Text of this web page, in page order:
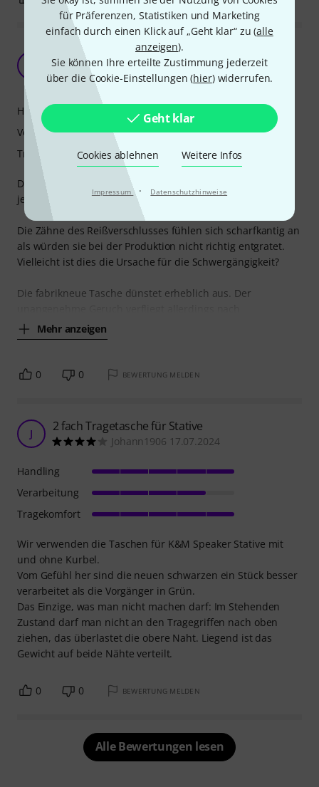
für Präferenzen, Statistiken und Marketing
einfach durch einen Klick auf „Geht klar“ zu (alle
anzeigen).
Sie können Ihre erteilte Zustimmung jederzeit
über die Cookie-Einstellungen (hier) widerrufen.
Geht klar
Cookies ablehnen Weitere Infos
Impressum · Datenschutzhinweise
Starke Ausdünstungen, schwergängiger
Reißveschluß
DJ-CarstenM 13.07.2011
Der Reißverschluß macht einen robusten Eindruck, ist
jedoch recht schwergängig.
Die Zähne des Reißverschlusses fühlen sich scharfkantig an
als würden sie bei der Produktion nicht richtig entgratet.
Vielleicht ist dies die Ursache für die Schwergängigkeit?
Die fabrikneue Tasche dünstet erheblich aus. Der
Mehr anzeigen
Handling
Verarbeitung
Tragekomfort
0 0 BEWERTUNG MELDEN
J 2 fach Tragetasche für Stative
Johann1906 17.07.2024
Wir verwenden die Taschen für K&M Speaker Stative mit
und ohne Kurbel.
Vom Gefühl her sind die neuen schwarzen ein Stück besser
verarbeitet als die Vorgänger in Grün.
Das Einzige, was man nicht machen darf: Im Stehenden
Zustand darf man nicht an den Tragegriffen nach oben
ziehen, das überlastet die obere Naht. Liegend ist das
Gewicht auf beide Nähte verteilt.
Handling
Verarbeitung
Tragekomfort
0 0 BEWERTUNG MELDEN
Alle Bewertungen lesen